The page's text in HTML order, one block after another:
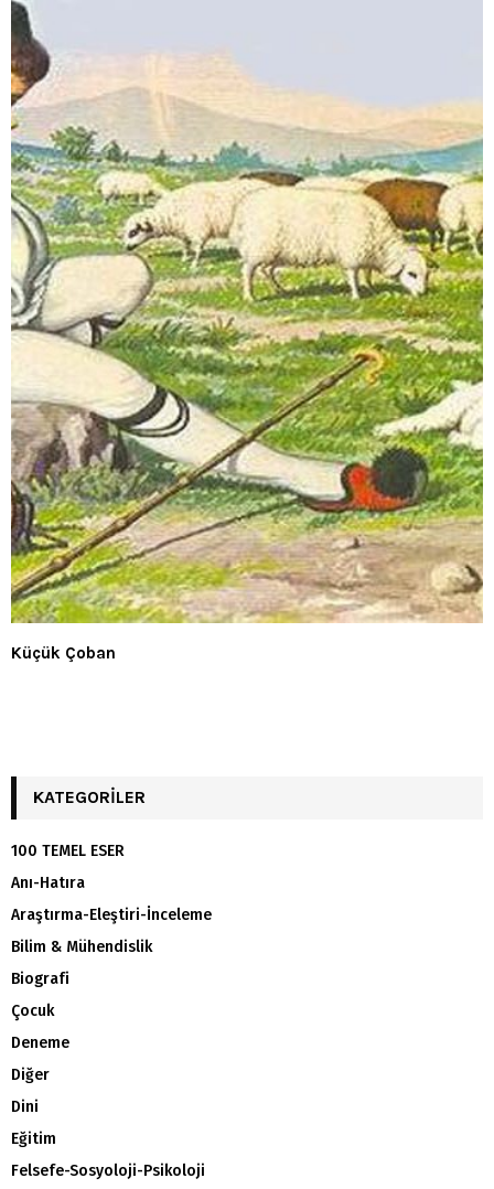
Küçük Çoban
KATEGORILER
100 TEMEL ESER
Anı-Hatıra
Araştırma-Eleştiri-İnceleme
Bilim & Mühendislik
Biografi
Çocuk
Deneme
Diğer
Dini
Eğitim
Felsefe-Sosyoloji-Psikoloji